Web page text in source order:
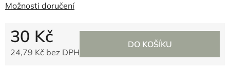
Možnosti doručení
30 Kč
24,79 Kč bez DPH
DO KOŠÍKU